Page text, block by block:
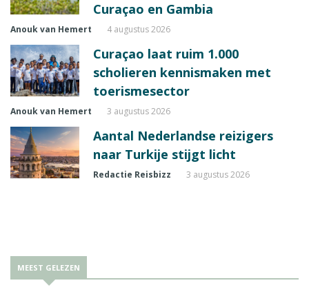
Curaçao en Gambia
Anouk van Hemert 4 augustus 2026
Curaçao laat ruim 1.000
scholieren kennismaken met
toerismesector
Anouk van Hemert 3 augustus 2026
Aantal Nederlandse reizigers
naar Turkije stijgt licht
Redactie Reisbizz 3 augustus 2026
MEEST GELEZEN